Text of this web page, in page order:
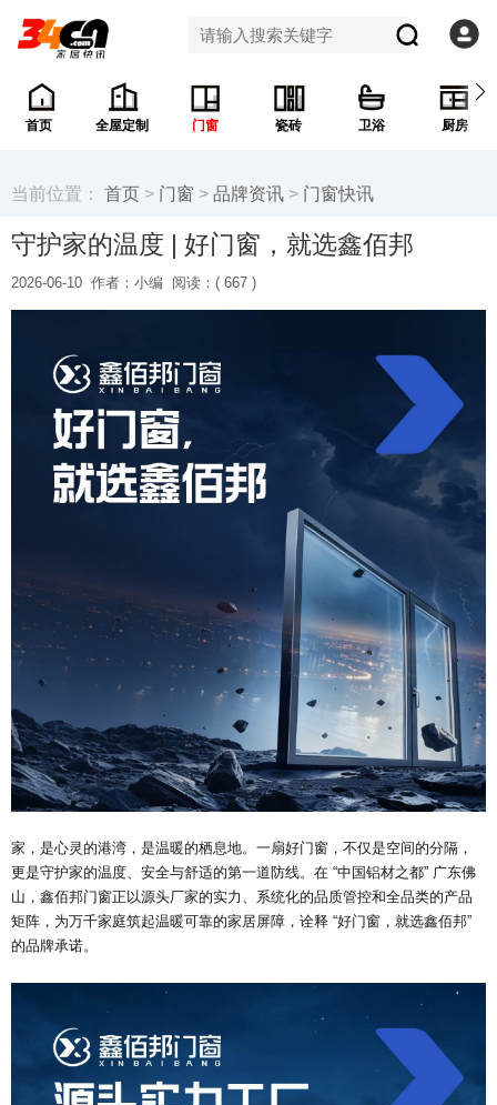
首页 全屋定制 门窗 瓷砖 卫浴 厨房
当前位置： 首页 > 门窗 > 品牌资讯 > 门窗快讯
守护家的温度 | 好门窗，就选鑫佰邦
2026-06-10 作者：小编 阅读：( 667 )
家，是心灵的港湾，是温暖的栖息地。一扇好门窗，不仅是空间的分隔，
更是守护家的温度、安全与舒适的第一道防线。在 “中国铝材之都” 广东佛
山，鑫佰邦门窗正以源头厂家的实力、系统化的品质管控和全品类的产品
矩阵，为万千家庭筑起温暖可靠的家居屏障，诠释 “好门窗，就选鑫佰邦”
的品牌承诺。